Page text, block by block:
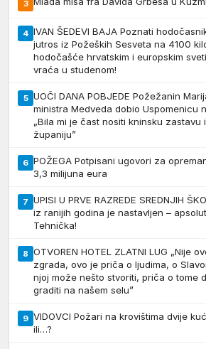
3
4 IVAN ŠEDEVI BAJA Poznati
jutros iz Požeških Sesveta na 4100
hodočašće hrvatskim i europskim
vraća u studenom!
5 UOČI DANA POBJEDE Požežanin
ministra Medveda dobio Uspomenicu
„Bila mi je čast nositi kninsku zastavu
županiju”
6 POŽEGA Potpisani ugovori za
3,3 milijuna eura
7 UPISI U PRVE RAZREDE SREDNJIH
iz ranijih godina je nastavljen –
Tehnička!
8 OTVOREN HOTEL ZLATNI LUG „Nije
zgrada, ovo je priča o ljudima, o
njoj može nešto stvoriti, priča o tome
graditi na našem selu”
9 VIDOVCI Požari na krovištima dvije
ili…?